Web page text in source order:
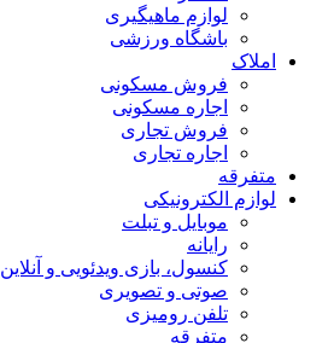
لوازم ماهیگیری
باشگاه ورزشی
املاک
فروش مسکونی
اجاره مسکونی
فروش تجاری
اجاره تجاری
متفرقه
لوازم الکترونیکی
موبایل و تبلت
رایانه
کنسول، بازی‌ ویدئویی و آنلاین
صوتی و تصویری
تلفن رومیزی
متفرقه